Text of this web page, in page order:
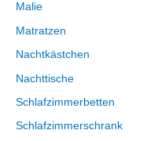
Malie
Matratzen
Nachtkästchen
Nachttische
Schlafzimmerbetten
Schlafzimmerschrank